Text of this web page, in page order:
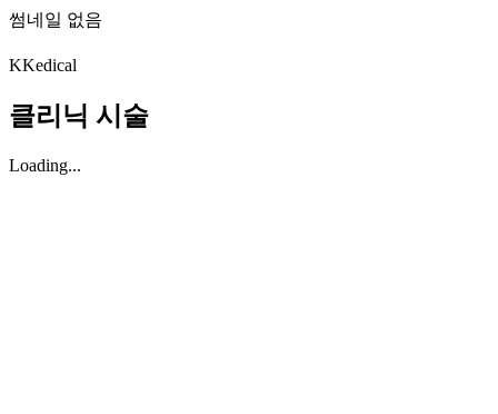
썸네일 없음
KKedical
클리닉 시술
Loading...